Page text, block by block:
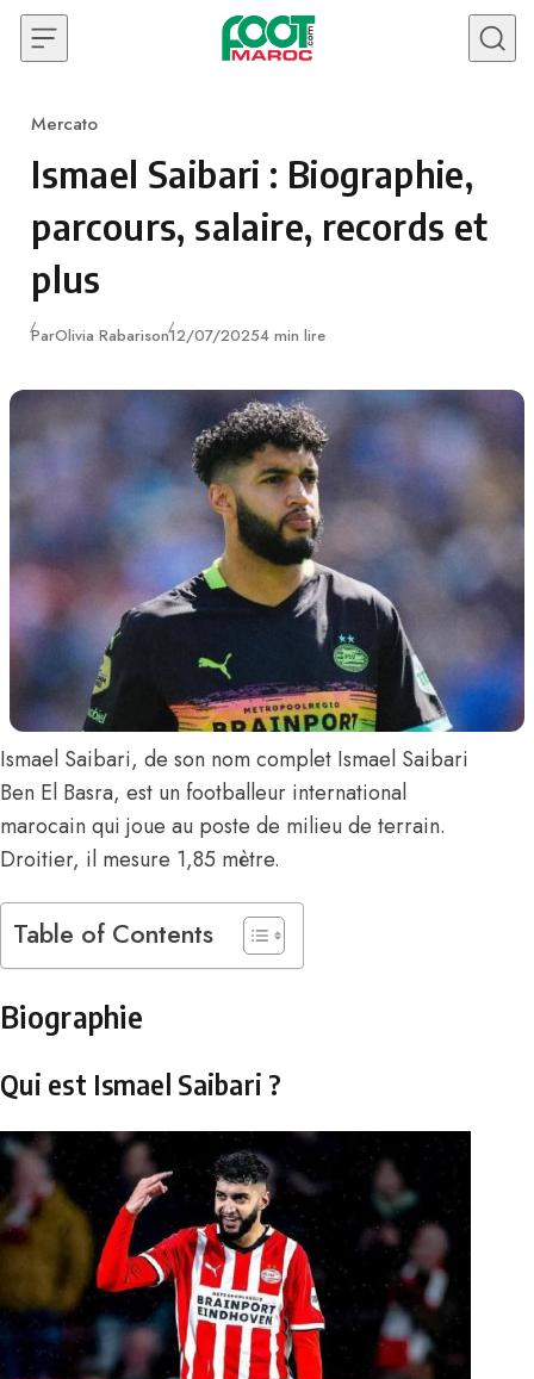
Skip to content
Category
Mercato
Ismael Saibari : Biographie,
parcours, salaire, records et
plus
ParOlivia RabarisonPublié
12/07/20254 min lire
Ismael Saibari, de son nom complet Ismael Saibari
Ben El Basra, est un footballeur international
marocain qui joue au poste de milieu de terrain.
Droitier, il mesure 1,85 mètre.
Table of Contents
Biographie
Qui est Ismael Saibari ?